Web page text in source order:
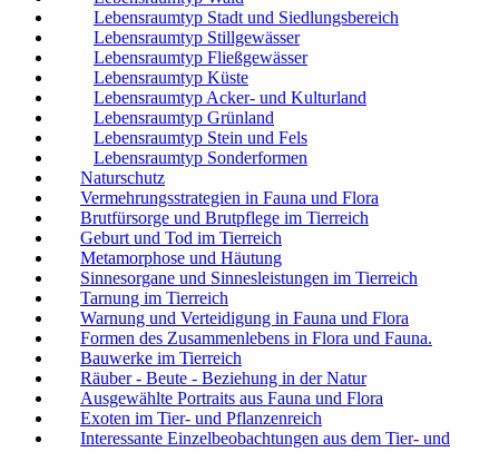
Lebensraumtyp Stadt und Siedlungsbereich
Lebensraumtyp Stillgewässer
Lebensraumtyp Fließgewässer
Lebensraumtyp Küste
Lebensraumtyp Acker- und Kulturland
Lebensraumtyp Grünland
Lebensraumtyp Stein und Fels
Lebensraumtyp Sonderformen
Naturschutz
Vermehrungsstrategien in Fauna und Flora
Brutfürsorge und Brutpflege im Tierreich
Geburt und Tod im Tierreich
Metamorphose und Häutung
Sinnesorgane und Sinnesleistungen im Tierreich
Tarnung im Tierreich
Warnung und Verteidigung in Fauna und Flora
Formen des Zusammenlebens in Flora und Fauna.
Bauwerke im Tierreich
Räuber - Beute - Beziehung in der Natur
Ausgewählte Portraits aus Fauna und Flora
Exoten im Tier- und Pflanzenreich
Interessante Einzelbeobachtungen aus dem Tier- und